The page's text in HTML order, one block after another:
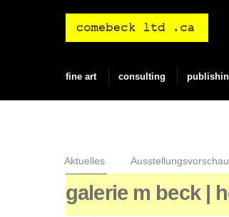
fine art consulting
Aktuelles Ausstellungsvorschau
galerie m beck |